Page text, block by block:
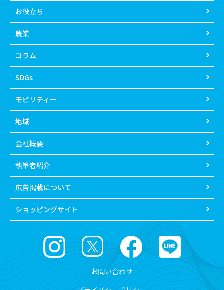
お役立ち
農業
コラム
SDGs
モビリティー
地域
会社概要
執筆者紹介
広告掲載について
ショッピングサイト
お問い合わせ